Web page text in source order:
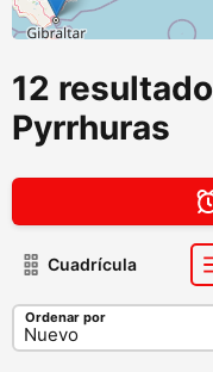
12
Pyrrhuras
Cuadrícula
Ordenar por